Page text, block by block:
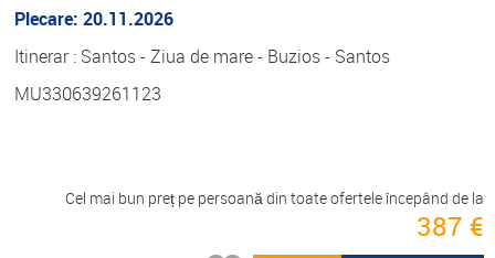
Plecare: 20.11.2026
Itinerar : Santos - Ziua de mare - Buzios - Santos
MU330639261123
Cel mai bun preț pe persoană din toate ofertele începând de la
387 €